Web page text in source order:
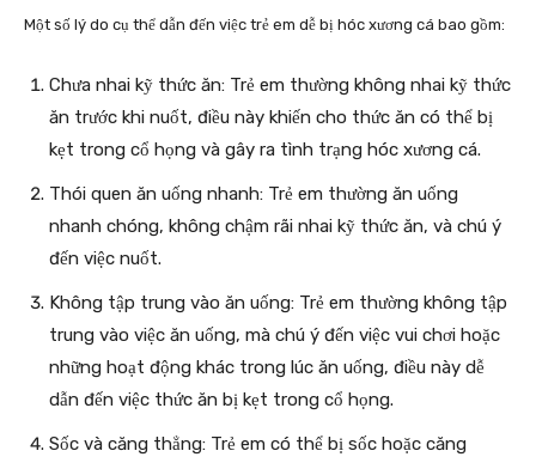
Một số lý do cụ thể dẫn đến việc trẻ em dễ bị hóc xương cá bao gồm:
Chưa nhai kỹ thức ăn: Trẻ em thường không nhai kỹ thức
ăn trước khi nuốt, điều này khiến cho thức ăn có thể bị
kẹt trong cổ họng và gây ra tình trạng hóc xương cá.
Thói quen ăn uống nhanh: Trẻ em thường ăn uống
nhanh chóng, không chậm rãi nhai kỹ thức ăn, và chú ý
đến việc nuốt.
Không tập trung vào ăn uống: Trẻ em thường không tập
trung vào việc ăn uống, mà chú ý đến việc vui chơi hoặc
những hoạt động khác trong lúc ăn uống, điều này dễ
dẫn đến việc thức ăn bị kẹt trong cổ họng.
Sốc và căng thẳng: Trẻ em có thể bị sốc hoặc căng